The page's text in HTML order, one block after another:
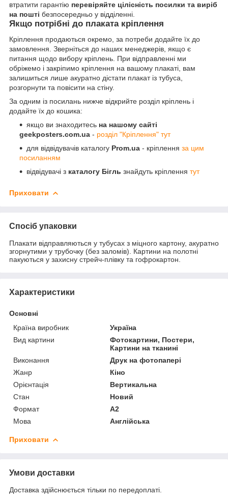
втратити гарантію перевіряйте цілісність посилки та виріб
на пошті безпосередньо у відділенні.
Якщо потрібні до плаката кріплення
Кріплення продаються окремо, за потреби додайте їх до
замовлення. Зверніться до наших менеджерів, якщо є
питання щодо вибору кріплень. При відправленні ми
обріжемо і закріпимо кріплення на вашому плакаті, вам
залишиться лише акуратно дістати плакат із тубуса,
розгорнути та повісити на стіну.
За одним із посилань нижче відкрийте розділ кріплень і
додайте їх до кошика:
якщо ви знаходитесь на нашому сайті
geekposters.com.ua - розділ "Кріплення" тут
для відвідувачів каталогу Prom.ua - кріплення за цим
посиланням
відвідувачі з каталогу Бігль знайдуть кріплення тут
Приховати
Спосіб упаковки
Плакати відправляються у тубусах з міцного картону, акуратно
згорнутими у трубочку (без заломів). Картини на полотні
пакуються у захисну стрейч-плівку та гофрокартон.
Характеристики
Основні
Країна виробник
Україна
Вид картини
Фотокартини, Постери,
Картини на тканині
Виконання
Друк на фотопапері
Жанр
Кіно
Орієнтація
Вертикальна
Стан
Новий
Формат
A2
Мова
Англійська
Приховати
Умови доставки
Доставка здійснюється тільки по передоплаті.